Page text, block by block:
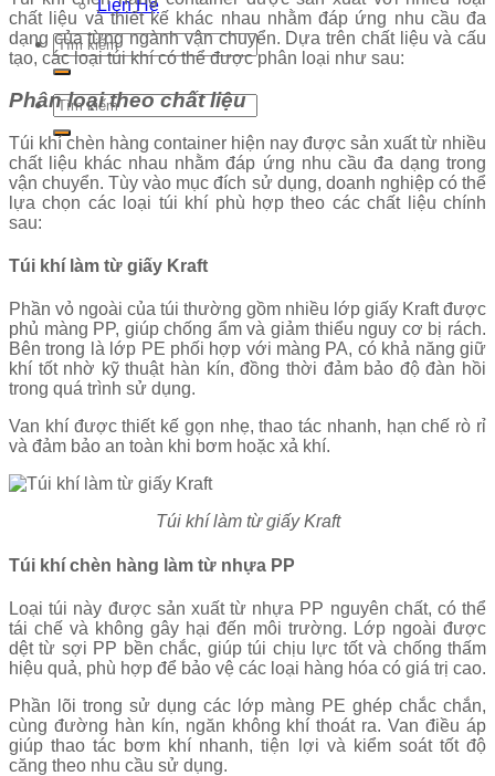
Liên Hệ
Tìm
kiếm:
Tìm
kiếm:
chất liệu và thiết kế khác nhau nhằm đáp ứng nhu cầu đa
dạng của từng ngành vận chuyển. Dựa trên chất liệu và cấu
tạo, các loại túi khí có thể được phân loại như sau:
Phân loại theo chất liệu
Túi khí chèn hàng container hiện nay được sản xuất từ nhiều
chất liệu khác nhau nhằm đáp ứng nhu cầu đa dạng trong
vận chuyển. Tùy vào mục đích sử dụng, doanh nghiệp có thể
lựa chọn các loại túi khí phù hợp theo các chất liệu chính
sau:
Túi khí làm từ giấy Kraft
Phần vỏ ngoài của túi thường gồm nhiều lớp giấy Kraft được
phủ màng PP, giúp chống ẩm và giảm thiểu nguy cơ bị rách.
Bên trong là lớp PE phối hợp với màng PA, có khả năng giữ
khí tốt nhờ kỹ thuật hàn kín, đồng thời đảm bảo độ đàn hồi
trong quá trình sử dụng.
Van khí được thiết kế gọn nhẹ, thao tác nhanh, hạn chế rò rỉ
và đảm bảo an toàn khi bơm hoặc xả khí.
Túi khí làm từ giấy Kraft
Túi khí chèn hàng làm từ nhựa PP
Loại túi này được sản xuất từ nhựa PP nguyên chất, có thể
tái chế và không gây hại đến môi trường. Lớp ngoài được
dệt từ sợi PP bền chắc, giúp túi chịu lực tốt và chống thấm
hiệu quả, phù hợp để bảo vệ các loại hàng hóa có giá trị cao.
Phần lõi trong sử dụng các lớp màng PE ghép chắc chắn,
cùng đường hàn kín, ngăn không khí thoát ra. Van điều áp
giúp thao tác bơm khí nhanh, tiện lợi và kiểm soát tốt độ
căng theo nhu cầu sử dụng.